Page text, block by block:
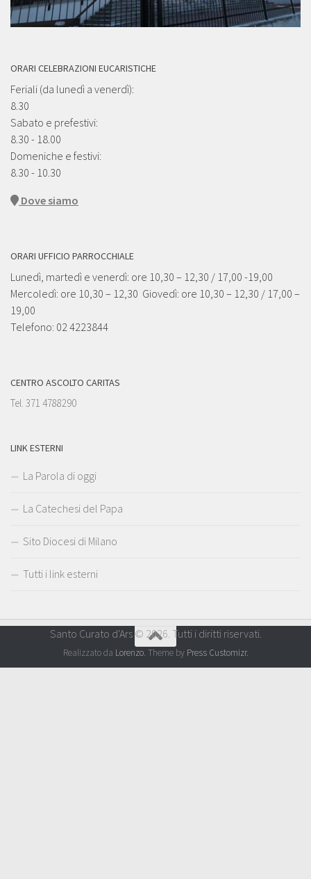
ORARI CELEBRAZIONI EUCARISTICHE
Feriali (da lunedì a venerdì):
8.30
Sabato e prefestivi:
8.30 - 18.00
Domeniche e festivi:
8.30 - 10.30
Dove siamo
ORARI UFFICIO PARROCCHIALE
Lunedì, martedì e venerdì: ore 10,30 – 12,30 / 17,00 -19,00
Mercoledì: ore 10,30 – 12,30 Giovedì: ore 10,30 – 12,30 / 17,00 –
19,00
Telefono: 02 4223844
CENTRO ASCOLTO CARITAS
Tel. 371 4788290
LINK ESTERNI
La Parola di oggi
La Catechesi del Papa
Sito Diocesi di Milano
Tutti i link esterni
Santo Curato d'Ars © 2026. Tutti i diritti riservati.
Realizzato da Lorenzo. Theme by Press Customizr.